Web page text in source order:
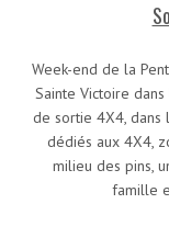
Week-end de la
Sainte Victoire
de sortie 4X4, dans
dédiés aux 4X4,
milieu des pins,
famille